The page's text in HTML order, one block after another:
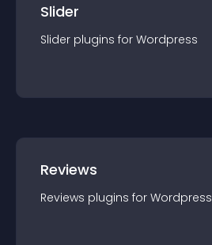
Slider
Slider plugins for Wordpress
Reviews
Reviews plugins for Wordpress